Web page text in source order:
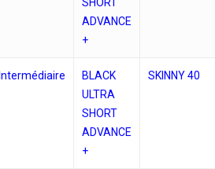
SHORT
ADVANCE
+
Intermédiaire
BLACK
ULTRA
SHORT
ADVANCE
+
SKINNY 40